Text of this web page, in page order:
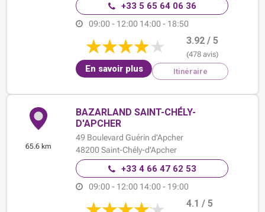
+33 5 65 64 06 36
09:00 - 12:00 14:00 - 18:50
3.92 / 5
(478 avis)
En savoir plus Itinéraire
65.6 km
BAZARLAND SAINT-CHÉLY-
D'APCHER
49 Boulevard Guérin d'Apcher
48200 Saint-Chély-d'Apcher
+33 4 66 47 62 53
09:00 - 12:00 14:00 - 19:00
4.1 / 5